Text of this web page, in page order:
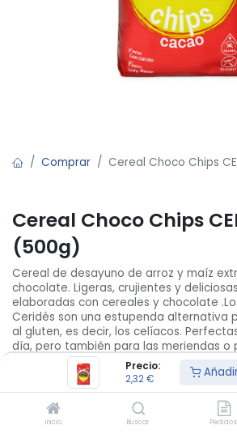
Precio:
2,32€
Inicio Buscar Pedidos
Comprar Cereal Choco Chips
Cereal Choco Chips
(500g)
Cereal de desayuno de arroz y maíz
chocolate. Ligeras, crujientes y
elaboradas con cereales y chocolate
Ceridés son una estupenda alternativa
al gluten, es decir, los celíacos.
día, pero también para las meriendas o
País de origen: España
€